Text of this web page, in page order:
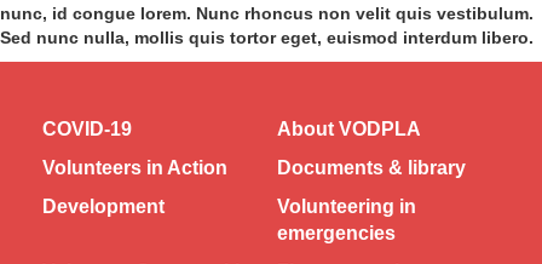
nunc, id congue lorem. Nunc rhoncus non velit quis vestibulum.
Sed nunc nulla, mollis quis tortor eget, euismod interdum libero.
COVID-19
About VODPLA
Volunteers in Action
Documents & library
Development
Volunteering in
emergencies